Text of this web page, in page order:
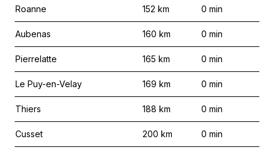
Roanne 152 km 0 min
Aubenas 160 km 0 min
Pierrelatte 165 km 0 min
Le Puy-en-Velay 169 km 0 min
Thiers 188 km 0 min
Cusset 200 km 0 min